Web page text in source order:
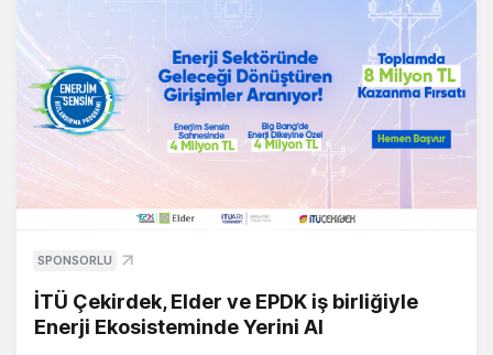
SPONSORLU
İTÜ Çekirdek, Elder ve EPDK iş birliğiyle
Enerji Ekosisteminde Yerini Al